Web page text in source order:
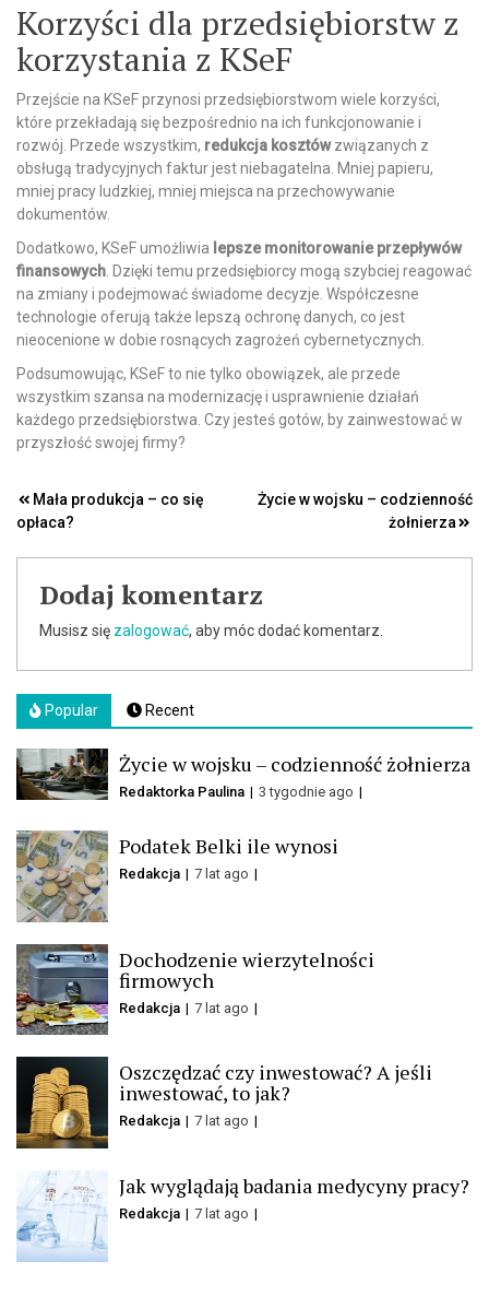
Korzyści dla przedsiębiorstw z
korzystania z KSeF
Przejście na KSeF przynosi przedsiębiorstwom wiele korzyści,
które przekładają się bezpośrednio na ich funkcjonowanie i
rozwój. Przede wszystkim, redukcja kosztówzwiązanych z
obsługą tradycyjnych faktur jest niebagatelna. Mniej papieru,
mniej pracy ludzkiej, mniej miejsca na przechowywanie
dokumentów.
Dodatkowo, KSeF umożliwia lepsze monitorowanie przepływów
finansowych . Dzięki temu przedsiębiorcy mogą szybciej reagować
na zmiany i podejmować świadome decyzje. Współczesne
technologie oferują także lepszą ochronę danych, co jest
nieocenione w dobie rosnących zagrożeń cybernetycznych.
Podsumowując, KSeF to nie tylko obowiązek, ale przede
wszystkim szansa na modernizację i usprawnienie działań
każdego przedsiębiorstwa. Czy jesteś gotów, by zainwestować w
przyszłość swojej firmy?
Nawigacja
wpisu
Mała produkcja – co się
opłaca?
Życie w wojsku – codzienność
żołnierza
Dodaj komentarz
Musisz się zalogować, aby móc dodać komentarz.
Popular Recent
Życie w wojsku – codzienność żołnierza
Redaktorka Paulina 3 tygodnie ago
Podatek Belki ile wynosi
Redakcja 7 lat ago
Dochodzenie wierzytelności
firmowych
Redakcja 7 lat ago
Oszczędzać czy inwestować? A jeśli
inwestować, to jak?
Redakcja 7 lat ago
Jak wyglądają badania medycyny pracy?
Redakcja 7 lat ago